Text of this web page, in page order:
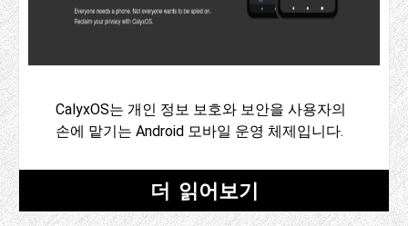
CalyxOS는 개인 정보 보호와 보안을 사용자의
손에 맡기는 Android 모바일 운영 체제입니다.
더 읽어보기